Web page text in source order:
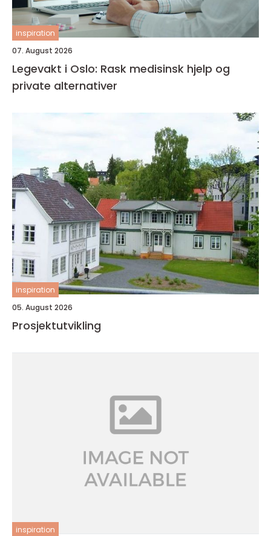
inspiration
07. August 2026
Legevakt i Oslo: Rask medisinsk hjelp og
private alternativer
inspiration
05. August 2026
Prosjektutvikling
inspiration